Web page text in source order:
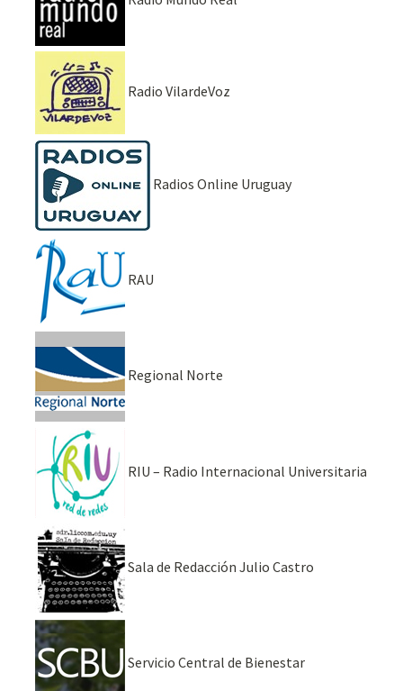
Radio VilardeVoz
Radios Online Uruguay
RAU
Regional Norte
RIU – Radio Internacional Universitaria
Sala de Redacción Julio Castro
Servicio Central de Bienestar